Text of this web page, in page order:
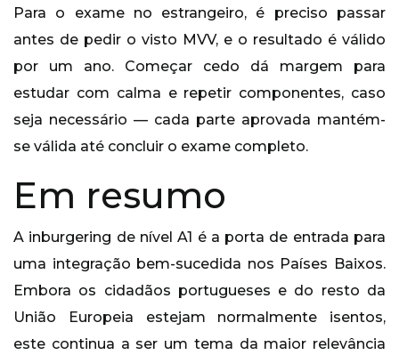
Para o exame no estrangeiro, é preciso passar
antes de pedir o visto MVV, e o resultado é válido
por um ano. Começar cedo dá margem para
estudar com calma e repetir componentes, caso
seja necessário — cada parte aprovada mantém-
se válida até concluir o exame completo.
Em resumo
A inburgering de nível A1 é a porta de entrada para
uma integração bem-sucedida nos Países Baixos.
Embora os cidadãos portugueses e do resto da
União Europeia estejam normalmente isentos,
este continua a ser um tema da maior relevância